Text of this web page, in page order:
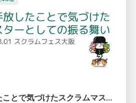
こだわりを手放したことで気づけたスクラムマスターとしての振る舞い